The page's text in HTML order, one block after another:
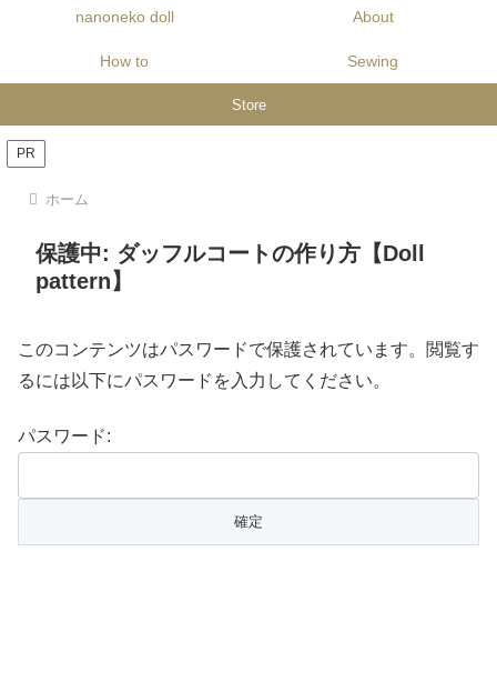
nanoneko doll About
How to Sewing
Store
PR
ホーム
保護中: ダッフルコートの作り方【Doll
pattern】
このコンテンツはパスワードで保護されています。閲覧す
るには以下にパスワードを入力してください。
パスワード: